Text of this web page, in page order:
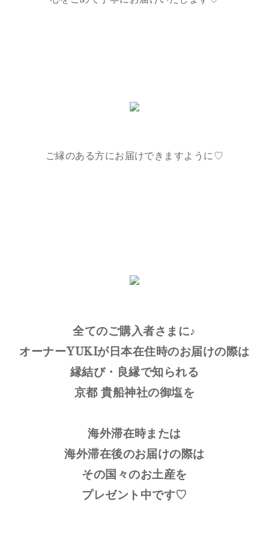
ご縁のある方にお届けできますように♡
全てのご購入者さまに♪
オーナーYUKIが日本在住時のお届けの際は
縁結び・良縁で知られる
京都 貴船神社の御塩を
海外滞在時または
海外滞在後のお届けの際は
その国々のお土産を
プレゼント中です♡